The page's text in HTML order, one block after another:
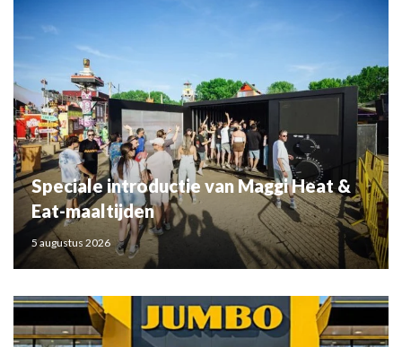
Speciale introductie van Maggi Heat &
Eat-maaltijden
5 augustus 2026